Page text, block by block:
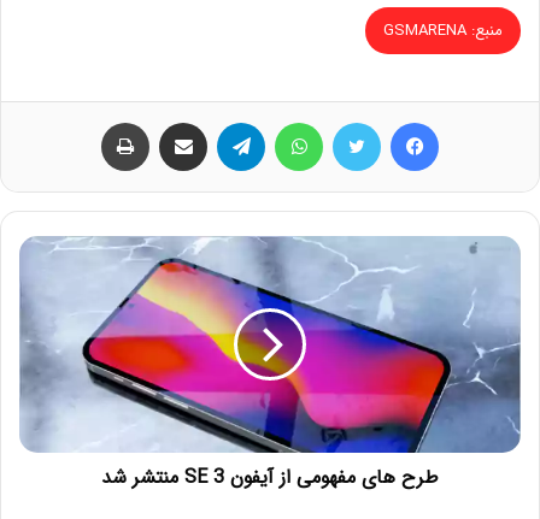
منبع: GSMARENA
طرح های مفهومی از آیفون SE 3 منتشر شد